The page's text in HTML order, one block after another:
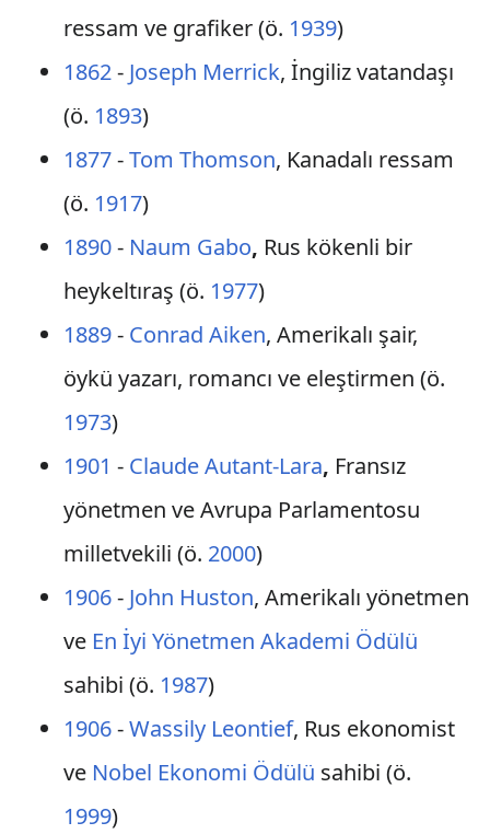
ressam ve grafiker (ö. 1939)
1862- Joseph Merrick, İngiliz vatandaşı
(ö. 1893)
1877-Tom Thomson, Kanadalı ressam
(ö. 1917)
1890- Naum Gabo, Rus kökenli bir
heykeltıraş (ö. 1977)
1889- Conrad Aiken, Amerikalı şair,
öykü yazarı, romancı ve eleştirmen (ö.
1973)
1901 - Claude Autant-Lara, Fransız
yönetmen ve Avrupa Parlamentosu
milletvekili (ö. 2000)
1906- John Huston, Amerikalı yönetmen
ve En İyi Yönetmen Akademi Ödülü
sahibi (ö. 1987)
1906-Wassily Leontief, Rus ekonomist
ve Nobel Ekonomi Ödülü sahibi (ö.
1999)